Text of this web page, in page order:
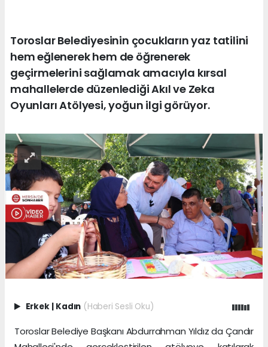
Toroslar Belediyesinin çocukların yaz tatilini
hem eğlenerek hem de öğrenerek
geçirmelerini sağlamak amacıyla kırsal
mahallelerde düzenlediği Akıl ve Zeka
Oyunları Atölyesi, yoğun ilgi görüyor.
Erkek | Kadın (Haberi Sesli Oku)
Toroslar Belediye Başkanı Abdurrahman Yıldız da Çandır